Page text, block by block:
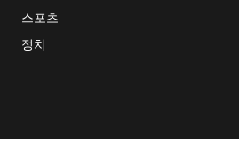
스포츠
정치